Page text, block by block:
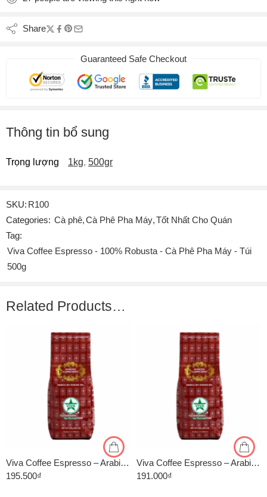
Share
Guaranteed Safe Checkout
Thông tin bổ sung
Trọng lượng 1kg, 500gr
SKU: R100
Categories: Cà phê,Cà Phê Pha Máy,Tốt Nhất Cho Quán
Tag:
Viva Coffee Espresso - 100% Robusta - Cà Phê Pha Máy - Túi
500g
Related Products…
Viva Coffee Espresso – Arabica 30%, Robusta 70% – Cà Phê Pha Máy – Túi 500g
195.500₫
500gr
Viva Coffee Espresso – Arabica 20%, Robusta 80% – Cà Phê Pha Máy – Túi 500g
191.000₫
500gr